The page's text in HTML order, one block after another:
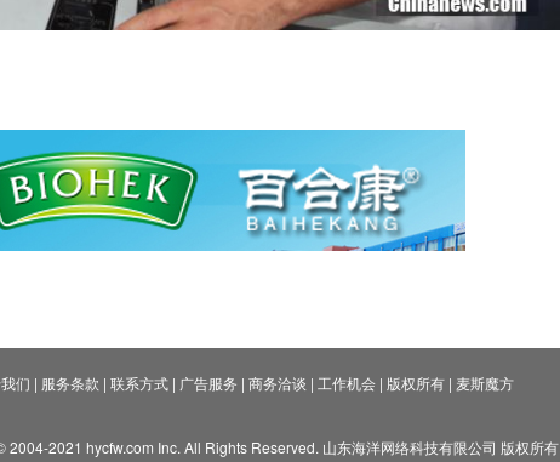
们 | 服务条款 | 联系方式| 广告服务 | 商务洽谈 | 工作机会| 版权所有| 麦斯魔方
2004-2021 hycfw.com Inc. All Rights Reserved. 山东海洋网络科技有限公司 版权所有